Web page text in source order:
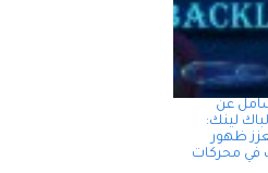
عن
لينك:
ظهور
في محركات